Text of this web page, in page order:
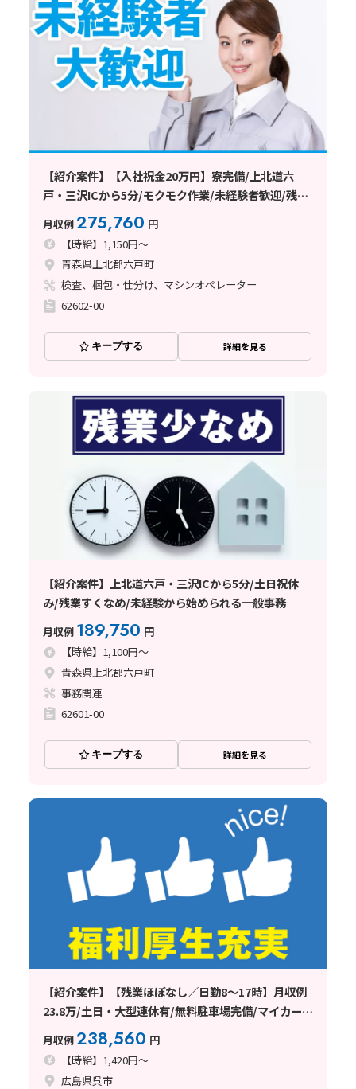
【紹介案件】【入社祝金20万円】寮完備/上北道六
戸・三沢ICから5分/モクモク作業/未経験者歓迎/残業
ができない方も相談OK
月収例275,760 円
【時給】1,150円～
青森県上北郡六戸町
検査、梱包・仕分け、マシンオペレーター
62602-00
キープする 詳細を見る
【紹介案件】上北道六戸・三沢ICから5分/土日祝休
み/残業すくなめ/未経験から始められる一般事務
月収例 189,750 円
【時給】1,100円～
青森県上北郡六戸町
事務関連
62601-00
キープする 詳細を見る
【紹介案件】【残業ほぼなし／日勤8～17時】月収例
23.8万/土日・大型連休有/無料駐車場完備/マイカー通
月収例238,560 円
【時給】1,420円～
広島県呉市